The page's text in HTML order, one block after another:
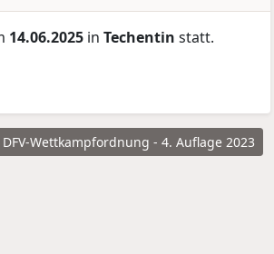
14.06.2025 in Techentin statt.
DFV-Wettkampfordnung - 4. Auflage 2023